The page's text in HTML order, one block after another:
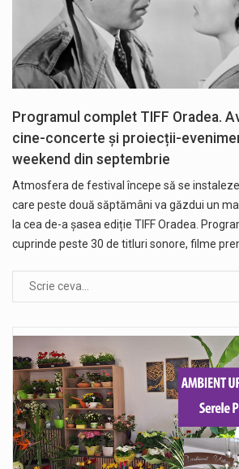
Programul complet TIFF Oradea.
cine-concerte și proiecții-
weekend din septembrie
Atmosfera de festival începe să se instaleze
care peste două săptămâni va găzdui un
la cea de-a șasea ediție TIFF Oradea.
cuprinde peste 30 de titluri sonore, filme